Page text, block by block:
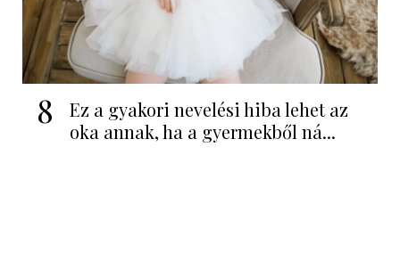
8
Ez a gyakori nevelési hiba lehet az
oka annak, ha a gyermekből ná...